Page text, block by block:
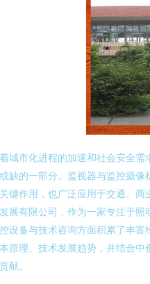
城市化进程的加速和社会安全
缺的一部分。监视器与监控摄
键作用，也广泛应用于交通、
展有限公司，作为一家专注于
设备与技术咨询方面积累了丰
原理、技术发展趋势，并结合
献。